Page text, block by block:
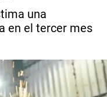
una
en el tercer mes